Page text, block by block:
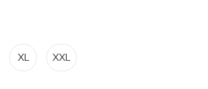
XL XXL